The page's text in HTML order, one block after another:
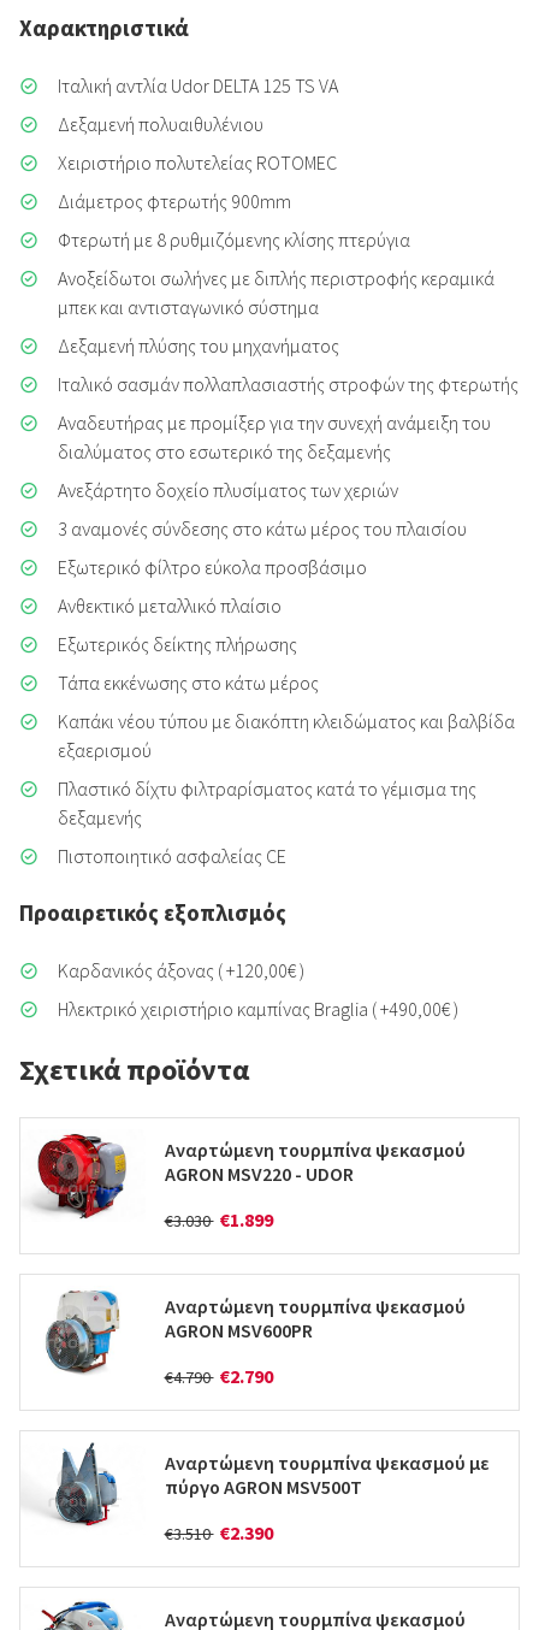
Χαρακτηριστικά
Ιταλική αντλία Udor DELTA 125 TS VA
Δεξαμενή πολυαιθυλένιου
Χειριστήριο πολυτελείας ROTOMEC
Διάμετρος φτερωτής 900mm
Φτερωτή με 8 ρυθμιζόμενης κλίσης πτερύγια
Ανοξείδωτοι σωλήνες με διπλής περιστροφής κεραμικά
μπεκ και αντισταγωνικό σύστημα
Δεξαμενή πλύσης του μηχανήματος
Ιταλικό σασμάν πολλαπλασιαστής στροφών της φτερωτής
Αναδευτήρας με προμίξερ για την συνεχή ανάμειξη του
διαλύματος στο εσωτερικό της δεξαμενής
Ανεξάρτητο δοχείο πλυσίματος των χεριών
3 αναμονές σύνδεσης στο κάτω μέρος του πλαισίου
Εξωτερικό φίλτρο εύκολα προσβάσιμο
Ανθεκτικό μεταλλικό πλαίσιο
Εξωτερικός δείκτης πλήρωσης
Τάπα εκκένωσης στο κάτω μέρος
Καπάκι νέου τύπου με διακόπτη κλειδώματος και βαλβίδα
εξαερισμού
Πλαστικό δίχτυ φιλτραρίσματος κατά το γέμισμα της
δεξαμενής
Πιστοποιητικό ασφαλείας CE
Προαιρετικός εξοπλισμός
Καρδανικός άξονας ( +120,00€ )
Ηλεκτρικό χειριστήριο καμπίνας Braglia ( +490,00€ )
Σχετικά προϊόντα
Αναρτώμενη τουρμπίνα ψεκασμού
AGRON MSV220 - UDOR
€3.030 €1.899
Αναρτώμενη τουρμπίνα ψεκασμού
AGRON MSV600PR
€4.790 €2.790
Αναρτώμενη τουρμπίνα ψεκασμού με
πύργο AGRON MSV500T
€3.510 €2.390
Αναρτώμενη τουρμπίνα ψεκασμού